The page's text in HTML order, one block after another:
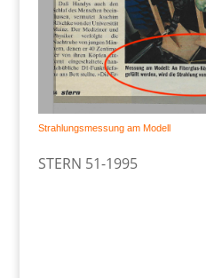
Strahlungsmessung am Modell
STERN 51-1995